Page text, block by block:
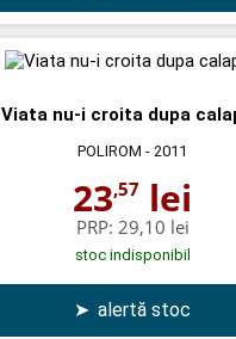
Viata nu-i croita dupa
POLIROM - 2011
23,57 lei
PRP: 29,10 lei
stoc indisponibil
➤ alertă stoc